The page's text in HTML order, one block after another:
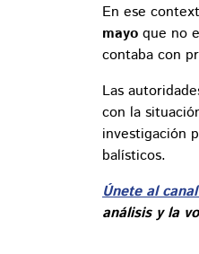
En ese
mayo que no
contaba con
Las
con la
investigación
balísticos.
Únete al
análisis y la